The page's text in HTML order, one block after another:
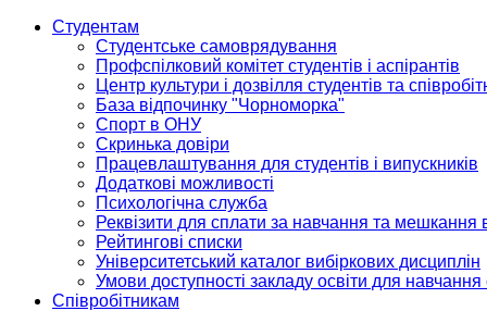
Студентам
Студентське самоврядування
Профспілковий комітет студентів і аспірантів
Центр культури і дозвілля студентів та
База відпочинку "Чорноморка"
Спорт в ОНУ
Скринька довіри
Працевлаштування для студентів і випускників
Додаткові можливості
Психологічна служба
Реквізити для сплати за навчання та мешкання
Рейтингові списки
Університетський каталог вибіркових дисциплін
Умови доступності закладу освіти для
Співробітникам